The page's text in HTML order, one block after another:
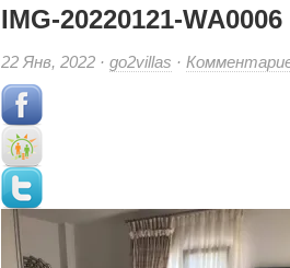
IMG-20220121-WA0006
22 Янв, 2022 · go2villas ·